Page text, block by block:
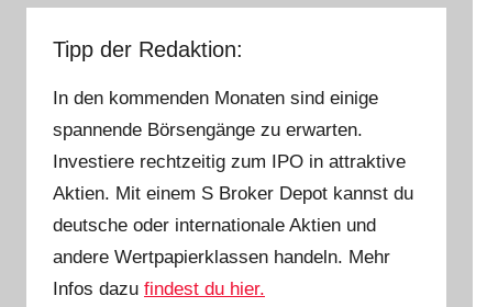
Tipp der Redaktion:
In den kommenden Monaten sind einige
spannende Börsengänge zu erwarten.
Investiere rechtzeitig zum IPO in attraktive
Aktien. Mit einem S Broker Depot kannst du
deutsche oder internationale Aktien und
andere Wertpapierklassen handeln. Mehr
Infos dazu findest du hier.